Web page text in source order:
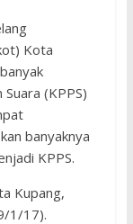
Kota
(KPPS)
banyaknya
KPPS.
Kupang,
1/17).